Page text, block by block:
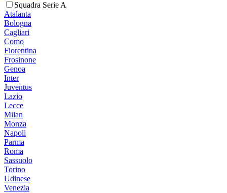
Squadra Serie A
Atalanta
Bologna
Cagliari
Como
Fiorentina
Frosinone
Genoa
Inter
Juventus
Lazio
Lecce
Milan
Monza
Napoli
Parma
Roma
Sassuolo
Torino
Udinese
Venezia